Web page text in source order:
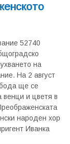
52740
на
На 2 август
ще се
и цветя в
народен хор
Иванка